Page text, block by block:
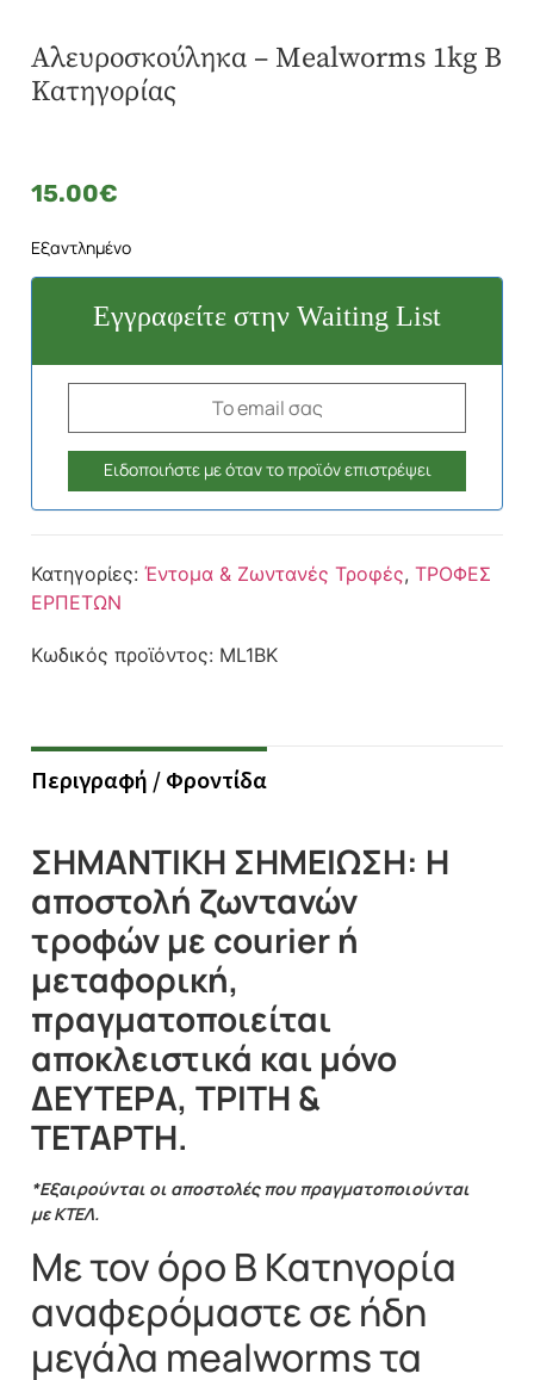
Αλευροσκούληκα – Mealworms 1kg Β
Κατηγορίας
15.00€
Εξαντλημένο
Εγγραφείτε στην Waiting List
Κατηγορίες: Έντομα & Ζωντανές Τροφές, ΤΡΟΦΕΣ
ΕΡΠΕΤΩΝ
Κωδικός προϊόντος: ML1BK
Περιγραφή / Φροντίδα
ΣΗΜΑΝΤΙΚΗ ΣΗΜΕΙΩΣΗ: Η
αποστολή ζωντανών
τροφών με courier ή
μεταφορική,
πραγματοποιείται
αποκλειστικά και μόνο
ΔΕΥΤΕΡΑ, ΤΡΙΤΗ &
ΤΕΤΑΡΤΗ.
*Εξαιρούνται οι αποστολές που πραγματοποιούνται
με ΚΤΕΛ.
Με τον όρο Β Κατηγορία
αναφερόμαστε σε ήδη
μεγάλα mealworms τα